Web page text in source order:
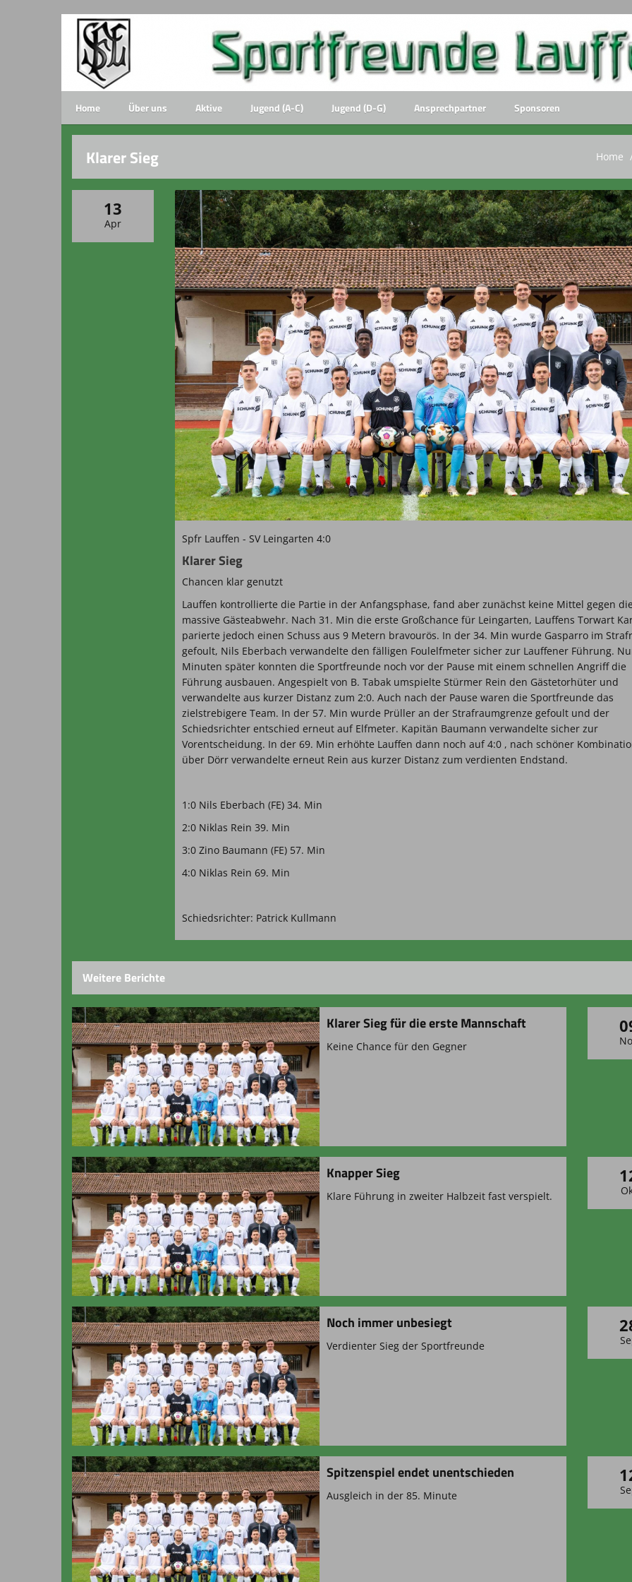
Home Über uns Aktive Jugend (A-C) Jugend (D-G) Ansprechpartner Sponsoren
Klarer Sieg Home
13
Apr
Spfr Lauffen - SV Leingarten 4:0
Klarer Sieg
Chancen klar genutzt
Lauffen kontrollierte die Partie in der Anfangsphase, fand aber zunächst keine Mittel gegen die
massive Gästeabwehr. Nach 31. Min die erste Großchance für Leingarten, Lauffens Torwart
parierte jedoch einen Schuss aus 9 Metern bravourös. In der 34. Min wurde Gasparro im
gefoult, Nils Eberbach verwandelte den fälligen Foulelfmeter sicher zur Lauffener Führung.
Minuten später konnten die Sportfreunde noch vor der Pause mit einem schnellen Angriff die
Führung ausbauen. Angespielt von B. Tabak umspielte Stürmer Rein den Gästetorhüter und
verwandelte aus kurzer Distanz zum 2:0. Auch nach der Pause waren die Sportfreunde das
zielstrebigere Team. In der 57. Min wurde Prüller an der Strafraumgrenze gefoult und der
Schiedsrichter entschied erneut auf Elfmeter. Kapitän Baumann verwandelte sicher zur
Vorentscheidung. In der 69. Min erhöhte Lauffen dann noch auf 4:0 , nach schöner
über Dörr verwandelte erneut Rein aus kurzer Distanz zum verdienten Endstand.
1:0 Nils Eberbach (FE) 34. Min
2:0 Niklas Rein 39. Min
3:0 Zino Baumann (FE) 57. Min
4:0 Niklas Rein 69. Min
Schiedsrichter: Patrick Kullmann
Weitere Berichte
Klarer Sieg für die erste Mannschaft
Keine Chance für den Gegner
Knapper Sieg
Klare Führung in zweiter Halbzeit fast verspielt.
Noch immer unbesiegt
Verdienter Sieg der Sportfreunde
Spitzenspiel endet unentschieden
Ausgleich in der 85. Minute